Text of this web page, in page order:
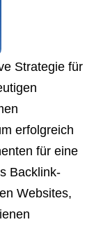
Strategie für
erfolgreich
für eine
Backlink-
Websites,